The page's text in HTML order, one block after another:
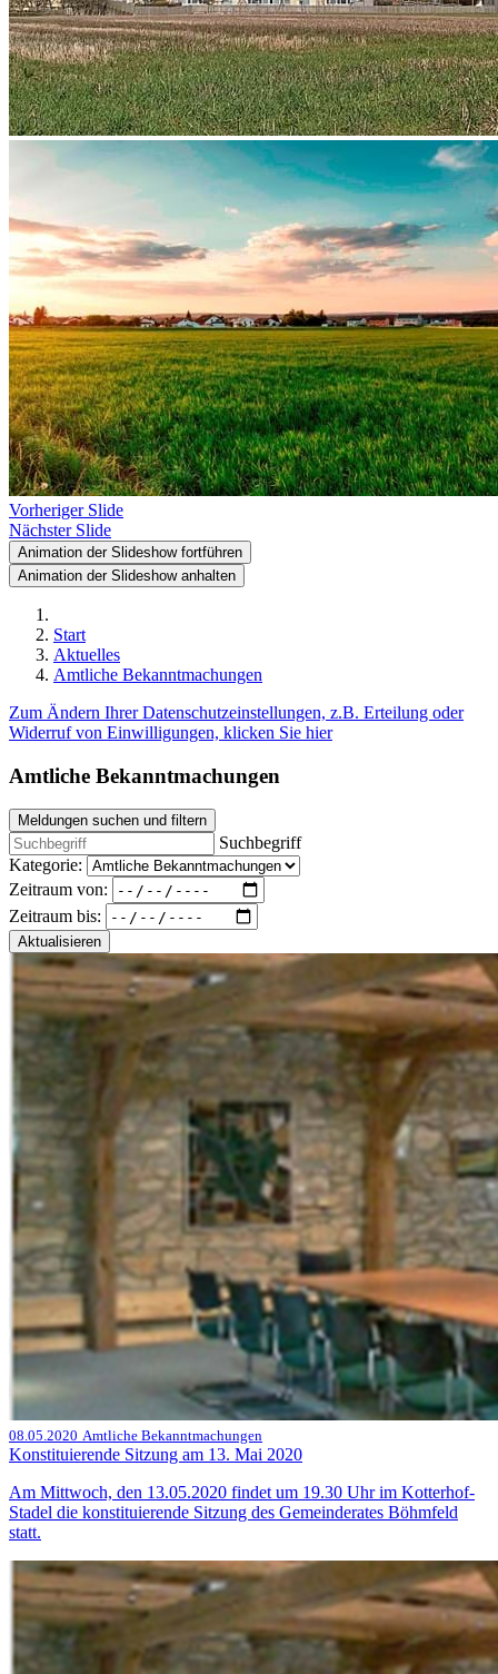
Vorheriger Slide
Nächster Slide
Animation der Slideshow fortführen
Animation der Slideshow anhalten
Start
Aktuelles
Amtliche Bekanntmachungen
Zum Ändern Ihrer Datenschutzeinstellungen, z.B. Erteilung oder
Widerruf von Einwilligungen, klicken Sie hier
Amtliche Bekanntmachungen
Meldungen suchen und filtern
Suchbegriff
Kategorie:
Zeitraum von:
Zeitraum bis:
Aktualisieren
08.05.2020 Amtliche Bekanntmachungen
Konstituierende Sitzung am 13. Mai 2020
Am Mittwoch, den 13.05.2020 findet um 19.30 Uhr im Kotterhof-
Stadel die konstituierende Sitzung des Gemeinderates Böhmfeld
statt.